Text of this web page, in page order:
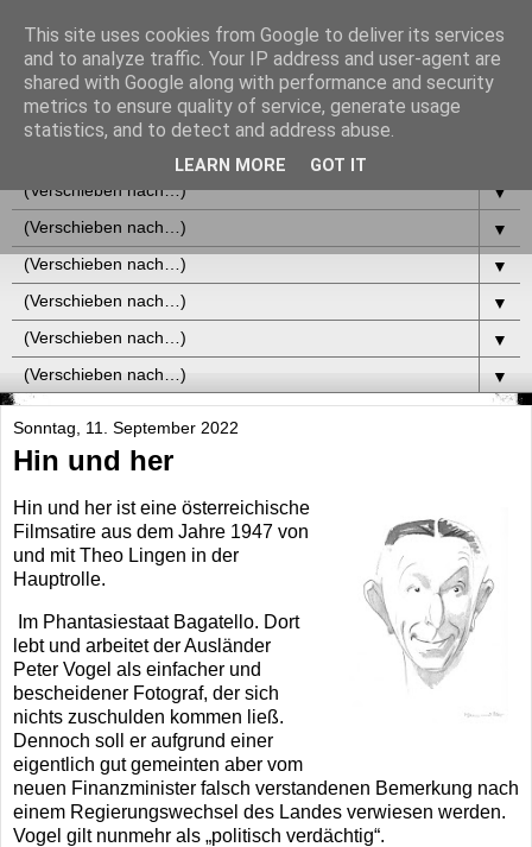
▼
▼
▼
▼
▼
▼
Sonntag, 11. September 2022
Hin und her
Hin und her ist eine österreichische
Filmsatire aus dem Jahre 1947 von
und mit Theo Lingen in der
Hauptrolle.
Im Phantasiestaat Bagatello. Dort
lebt und arbeitet der Ausländer
Peter Vogel als einfacher und
bescheidener Fotograf, der sich
nichts zuschulden kommen ließ.
Dennoch soll er aufgrund einer
eigentlich gut gemeinten aber vom
neuen Finanzminister falsch verstandenen Bemerkung nach
einem Regierungswechsel des Landes verwiesen werden.
Vogel gilt nunmehr als „politisch verdächtig“.
This site uses cookies from Google to deliver its services
and to analyze traffic. Your IP address and user-agent are
shared with Google along with performance and security
metrics to ensure quality of service, generate usage
statistics, and to detect and address abuse.
LEARN MORE GOT IT